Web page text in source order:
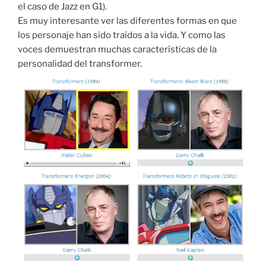
el caso de Jazz en G1).
Es muy interesante ver las diferentes formas en que
los personaje han sido traídos a la vida. Y como las
voces demuestran muchas características de la
personalidad del transformer.